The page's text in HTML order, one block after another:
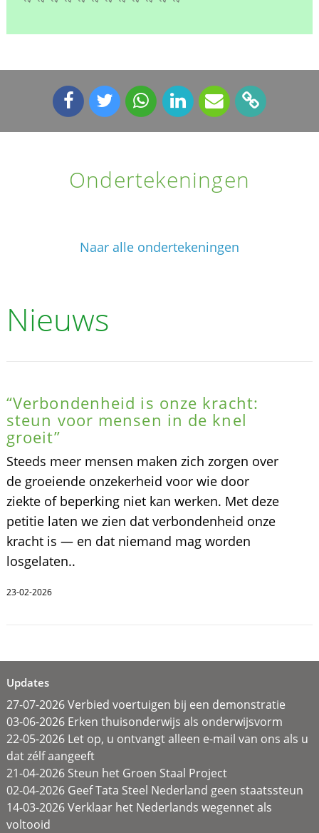
Ondertekeningen
Naar alle ondertekeningen
Nieuws
“Verbondenheid is onze kracht:
steun voor mensen in de knel
groeit”
Steeds meer mensen maken zich zorgen over
de groeiende onzekerheid voor wie door
ziekte of beperking niet kan werken. Met deze
petitie laten we zien dat verbondenheid onze
kracht is — en dat niemand mag worden
losgelaten..
23-02-2026
Updates
27-07-2026 Verbied voertuigen bij een demonstratie
03-06-2026 Erken thuisonderwijs als onderwijsvorm
22-05-2026 Let op, u ontvangt alleen e-mail van ons als u
dat zélf aangeeft
21-04-2026 Steun het Groen Staal Project
02-04-2026 Geef Tata Steel Nederland geen staatssteun
14-03-2026 Verklaar het Nederlands wegennet als
voltooid